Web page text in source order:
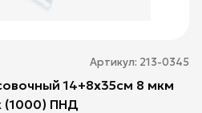
Артикул: 213-0345
14+8х35см 8 мкм
(1000) ПНД